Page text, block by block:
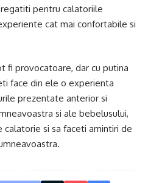
pentru calatoriile
cat mai confortabile si
fi provocatoare, dar cu putina
face din ele o experienta
prezentate anterior si
si ale bebelusului,
si sa faceti amintiri de